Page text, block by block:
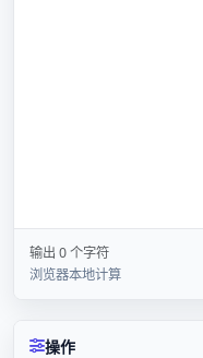
操作
输出 0 个字符
浏览器本地计算